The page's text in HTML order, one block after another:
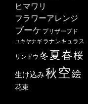
ヒマワリ
フラワーアレンジ
ブーケ プリザーブド
ユキヤナギ ラナンキュラス
リンドウ 冬夏春桜
生け込み秋 空絵
花束